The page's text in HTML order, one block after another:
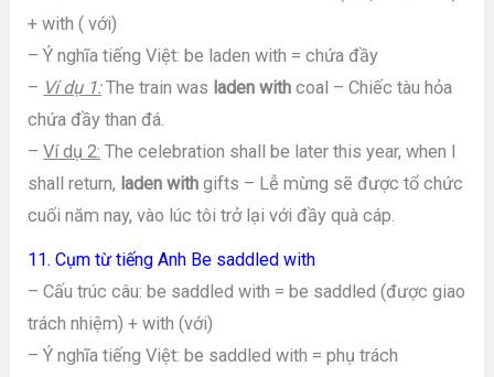
+ with ( với)
– Ý nghĩa tiếng Việt: be laden with = chứa đầy
– Ví dụ 1:The train was laden with coal – Chiếc tàu hỏa
chứa đầy than đá.
–Ví dụ 2: The celebration shall be later this year, when I
shall return, laden with gifts – Lễ mừng sẽ được tổ chức
cuối năm nay, vào lúc tôi trở lại với đầy quà cáp.
11. Cụm từ tiếng Anh Be saddled with
– Cấu trúc câu: be saddled with = be saddled (được giao
trách nhiệm) + with (với)
– Ý nghĩa tiếng Việt: be saddled with = phụ trách